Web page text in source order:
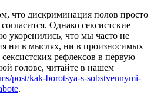
что дискриминация полов просто
Однако сексистские
укоренились, что мы часто не
ни в мыслях, ни в произносимых
рефлексов в первую
голове, читайте в нашем
post/kak-borotsya-s-sobstvennymi-
.